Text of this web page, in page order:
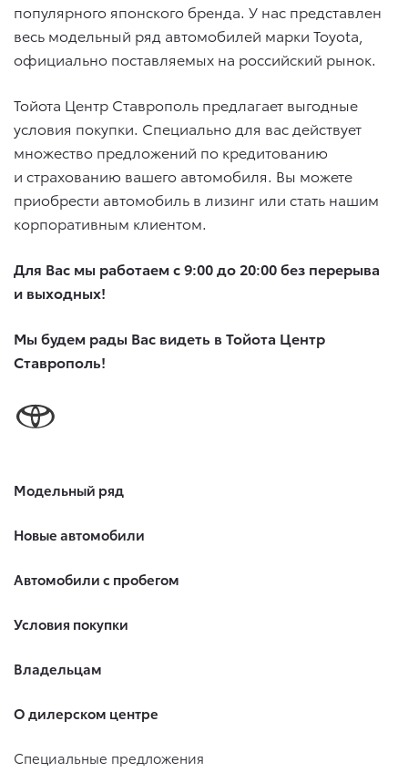
популярного японского бренда. У нас представлен
весь модельный ряд автомобилей марки Toyota,
официально поставляемых на российский рынок.
Тойота Центр Ставрополь предлагает выгодные
условия покупки. Специально для вас действует
множество предложений по кредитованию
и страхованию вашего автомобиля. Вы можете
приобрести автомобиль в лизинг или стать нашим
корпоративным клиентом.
Для Вас мы работаем с 9:00 до 20:00 без перерыва
и выходных!
Мы будем рады Вас видеть в Тойота Центр
Ставрополь!
Модельный ряд
Новые автомобили
Автомобили с пробегом
Условия покупки
Владельцам
О дилерском центре
Специальные предложения